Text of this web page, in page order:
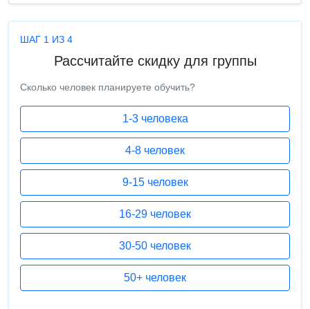
ШАГ 1 ИЗ 4
Рассчитайте скидку для группы
Сколько человек планируете обучить?
1-3 человека
4-8 человек
9-15 человек
16-29 человек
30-50 человек
50+ человек